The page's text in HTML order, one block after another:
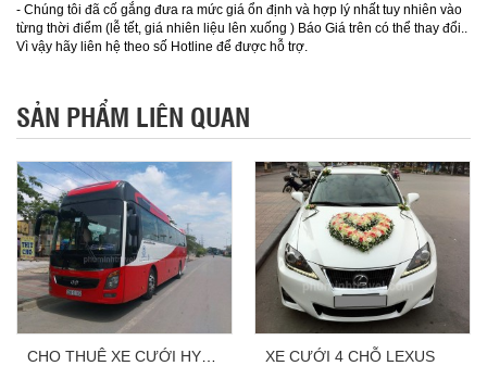
- Chúng tôi đã cố gắng đưa ra mức giá ổn định và hợp lý nhất tuy nhiên vào
từng thời điểm (lễ tết, giá nhiên liệu lên xuống ) Báo Giá trên có thể thay đổi..
Vì vậy hãy liên hệ theo số Hotline để được hỗ trợ.
SẢN PHẨM LIÊN QUAN
XE CƯỚI 4 CHỖ LEXUS